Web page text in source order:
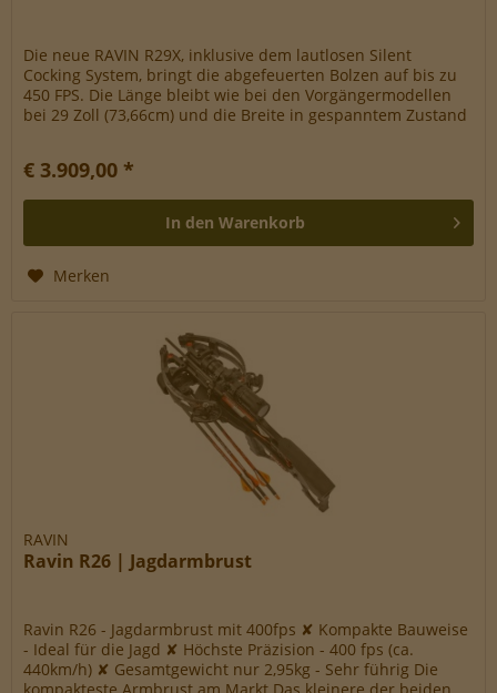
Die neue RAVIN R29X, inklusive dem lautlosen Silent
Cocking System, bringt die abgefeuerten Bolzen auf bis zu
450 FPS. Die Länge bleibt wie bei den Vorgängermodellen
bei 29 Zoll (73,66cm) und die Breite in gespanntem Zustand
€ 3.909,00 *
In den Warenkorb
Merken
RAVIN
Ravin R26 | Jagdarmbrust
Ravin R26 - Jagdarmbrust mit 400fps ✘ Kompakte Bauweise
- Ideal für die Jagd ✘ Höchste Präzision - 400 fps (ca.
440km/h) ✘ Gesamtgewicht nur 2,95kg - Sehr führig Die
kompakteste Armbrust am Markt Das kleinere der beiden